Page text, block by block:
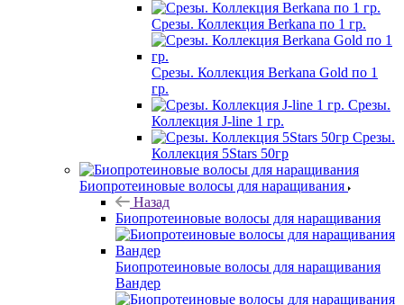
Срезы. Коллекция Berkana по 1 гр.
Срезы. Коллекция Berkana Gold по 1
гр.
Срезы.
Коллекция J-line 1 гр.
Срезы.
Коллекция 5Stars 50гр
Биопротеиновые волосы для наращивания
Назад
Биопротеиновые волосы для наращивания
Биопротеиновые волосы для наращивания
Вандер